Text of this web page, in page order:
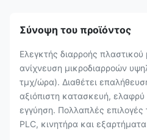
Σύνοψη του προϊόντος
Ελεγκτής διαρροής
ανίχνευση μικροδιαρροών
τμχ/ώρα). Διαθέτει
αξιόπιστη κατασκευή, ελαφρύ
εγγύηση. Πολλαπλές
PLC, κινητήρα και